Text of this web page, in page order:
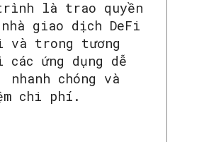
là trao quyền
giao dịch DeFi
và trong tương
ứng dụng dễ
nhanh chóng và
chi phí.